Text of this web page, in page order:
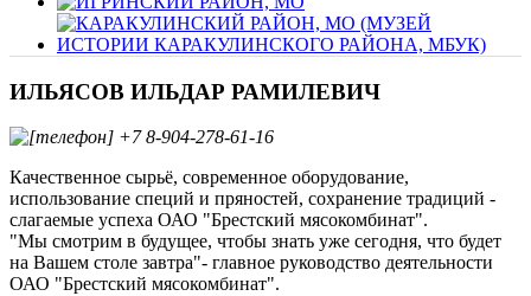
ИЛЬЯСОВ ИЛЬДАР РАМИЛЕВИЧ
+7 8-904-278-61-16
Качественное сырьё, современное оборудование,
использование специй и пряностей, сохранение традиций -
слагаемые успеха ОАО "Брестский мясокомбинат".
"Мы смотрим в будущее, чтобы знать уже сегодня, что будет
на Вашем столе завтра"- главное руководство деятельности
ОАО "Брестский мясокомбинат".